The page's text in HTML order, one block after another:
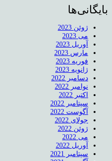
بایگانی‌ها
ژوئن 2023
می 2023
آوریل 2023
مارس 2023
فوریه 2023
ژانویه 2023
دسامبر 2022
نوامبر 2022
اکتبر 2022
سپتامبر 2022
آگوست 2022
جولای 2022
ژوئن 2022
می 2022
آوریل 2022
سپتامبر 2021